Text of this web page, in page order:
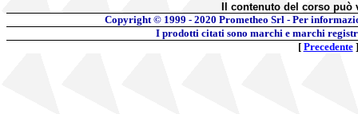
Il contenuto del corso
Copyright © 1999 - 2020 Prometheo Srl - Per
I prodotti citati sono marchi e marchi
[ Precedente]